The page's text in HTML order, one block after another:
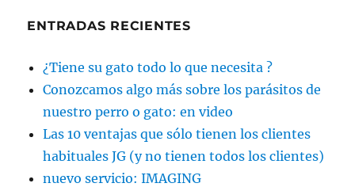
ENTRADAS RECIENTES
¿Tiene su gato todo lo que necesita ?
Conozcamos algo más sobre los parásitos de
nuestro perro o gato: en video
Las 10 ventajas que sólo tienen los clientes
habituales JG (y no tienen todos los clientes)
nuevo servicio: IMAGING